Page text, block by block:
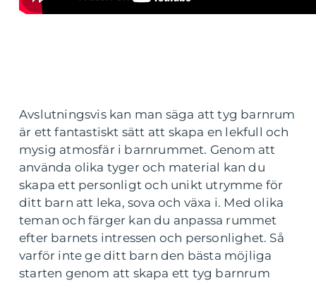
Avslutningsvis kan man säga att tyg barnrum
är ett fantastiskt sätt att skapa en lekfull och
mysig atmosfär i barnrummet. Genom att
använda olika tyger och material kan du
skapa ett personligt och unikt utrymme för
ditt barn att leka, sova och växa i. Med olika
teman och färger kan du anpassa rummet
efter barnets intressen och personlighet. Så
varför inte ge ditt barn den bästa möjliga
starten genom att skapa ett tyg barnrum